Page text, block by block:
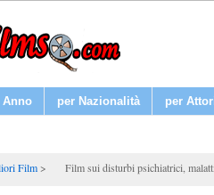
Anno per Nazionalità per
Film Film sui disturbi psichiatrici,